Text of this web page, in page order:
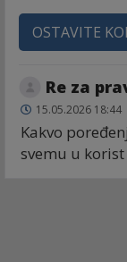
OSTAVITE
Re za
15.05.2026 18:44
Kakvo
svemu u